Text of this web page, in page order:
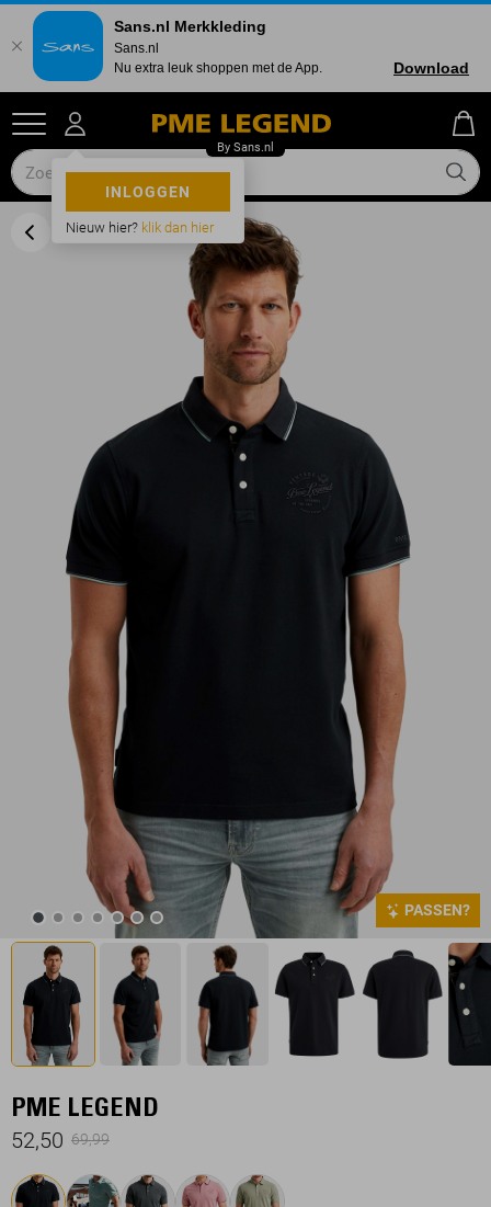
INLOGGEN
Nieuw hier? klik dan hier
PASSEN?
PME LEGEND
52,50 69,99
Sans.nl Merkkleding
Sans.nl
Nu extra leuk shoppen met de App.
Download